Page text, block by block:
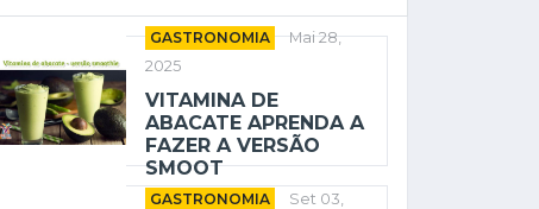
GASTRONOMIA
Mai 28,
2025
VITAMINA DE
ABACATE APRENDA A
FAZER A VERSÃO
SMOOT
GASTRONOMIA
Set 03,